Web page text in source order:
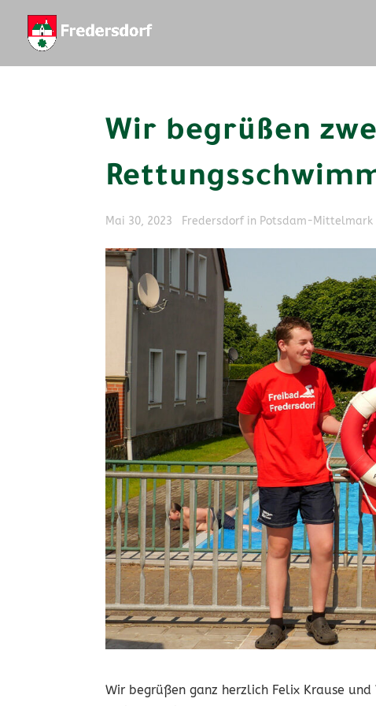
Wir begrüßen
Mai 30, 2023 Fredersdorf in Potsdam-Mittelmark
Wir begrüßen ganz herzlich Felix Krause